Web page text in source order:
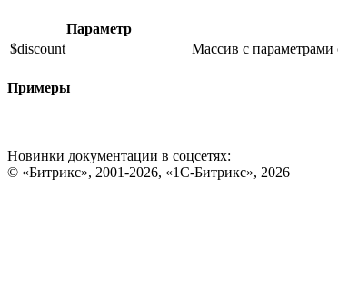
Параметр
$discount
Массив с
Примеры
Новинки документации в соцсетях:
© «Битрикс», 2001-2026, «1С-Битрикс», 2026